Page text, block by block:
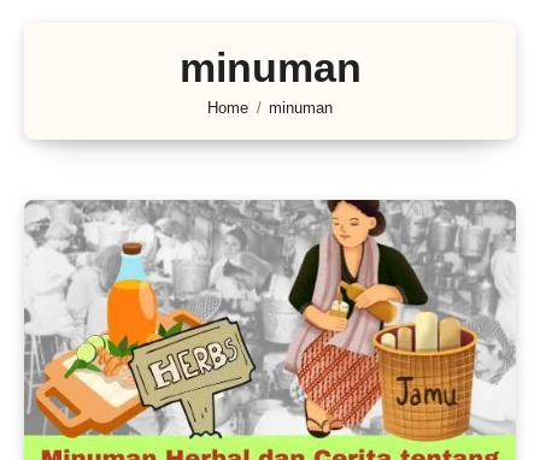
minuman
Home minuman